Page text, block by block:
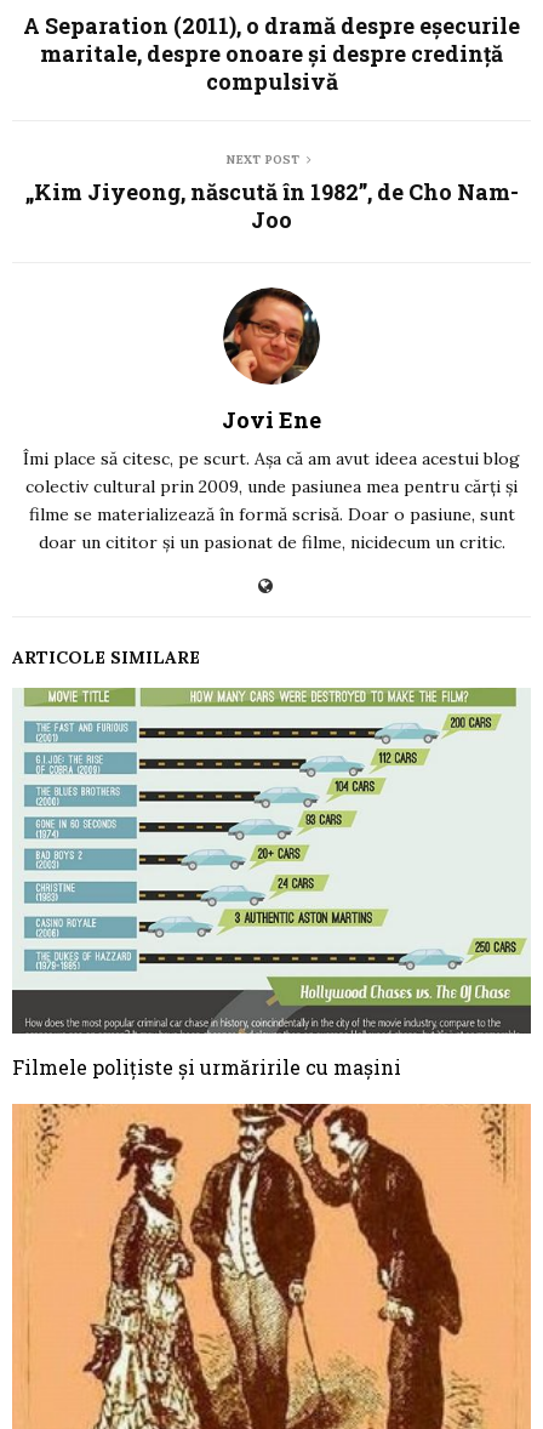
A Separation (2011), o dramă despre eșecurile
maritale, despre onoare și despre credință
compulsivă
NEXT POST
„Kim Jiyeong, născută în 1982”, de Cho Nam-
Joo
Jovi Ene
Îmi place să citesc, pe scurt. Așa că am avut ideea acestui blog
colectiv cultural prin 2009, unde pasiunea mea pentru cărți și
filme se materializează în formă scrisă. Doar o pasiune, sunt
doar un cititor și un pasionat de filme, nicidecum un critic.
ARTICOLE SIMILARE
Filmele polițiste și urmăririle cu mașini